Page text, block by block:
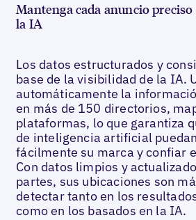
Mantenga cada anuncio
la IA
Los datos estructurados y
base de la visibilidad de la IA.
automáticamente la
en más de 150 directorios,
plataformas, lo que garantiza
de inteligencia artificial
fácilmente su marca y confiar
Con datos limpios y
partes, sus ubicaciones son
detectar tanto en los
como en los basados en la IA.